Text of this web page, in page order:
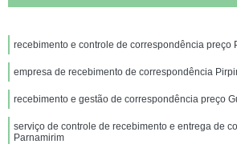
recebimento e controle de correspondência preço
empresa de recebimento de correspondência
recebimento e gestão de correspondência preço
serviço de controle de recebimento e entrega de
Parnamirim